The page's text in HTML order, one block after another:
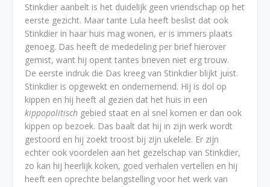
Stinkdier aanbelt is het duidelijk geen vriendschap op het
eerste gezicht. Maar tante Lula heeft beslist dat ook
Stinkdier in haar huis mag wonen, er is immers plaats
genoeg. Das heeft de mededeling per brief hierover
gemist, want hij opent tantes brieven niet erg trouw.
De eerste indruk die Das kreeg van Stinkdier blijkt juist.
Stinkdier is opgewekt en ondernemend. Hij is dol op
kippen en hij heeft al gezien dat het huis in een
kippopolitisch gebied staat en al snel komen er dan ook
kippen op bezoek. Das baalt dat hij in zijn werk wordt
gestoord en hij zoekt troost bij zijn ukelele. Er zijn
echter ook voordelen aan het gezelschap van Stinkdier,
zo kan hij heerlijk koken, goed verhalen vertellen en hij
heeft een oprechte belangstelling voor het werk van